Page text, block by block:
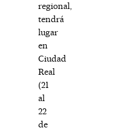
regional,
tendrá
lugar
en
Ciudad
Real
(21
al
22
de